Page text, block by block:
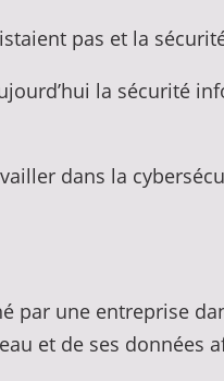
pas et la
la sécurité
dans la
par une entreprise
et de ses données